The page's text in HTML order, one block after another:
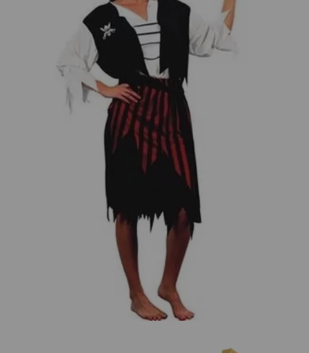
¡Adelante! Te estabamos esperando.
CREAR CUENTA